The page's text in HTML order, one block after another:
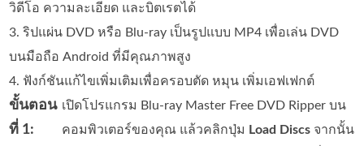
วิดีโอ ความละเอียด และบิตเรตได้
3. ริปแผ่น DVD หรือ Blu-ray เป็นรูปแบบ MP4 เพื่อเล่น DVD
บนมือถือ Android ที่มีคุณภาพสูง
4. ฟังก์ชันแก้ไขเพิ่มเติมเพื่อครอบตัด หมุน เพิ่มเอฟเฟกต์
ขั้นตอน
ที่ 1:
เปิดโปรแกรม Blu-ray Master Free DVD Ripper บน
คอมพิวเตอร์ของคุณ แล้วคลิกปุ่ม Load Discs จากนั้น